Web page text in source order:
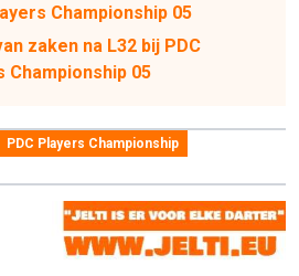
Championship 05
zaken na L32 bij PDC
Championship 05
PDC Players Championship